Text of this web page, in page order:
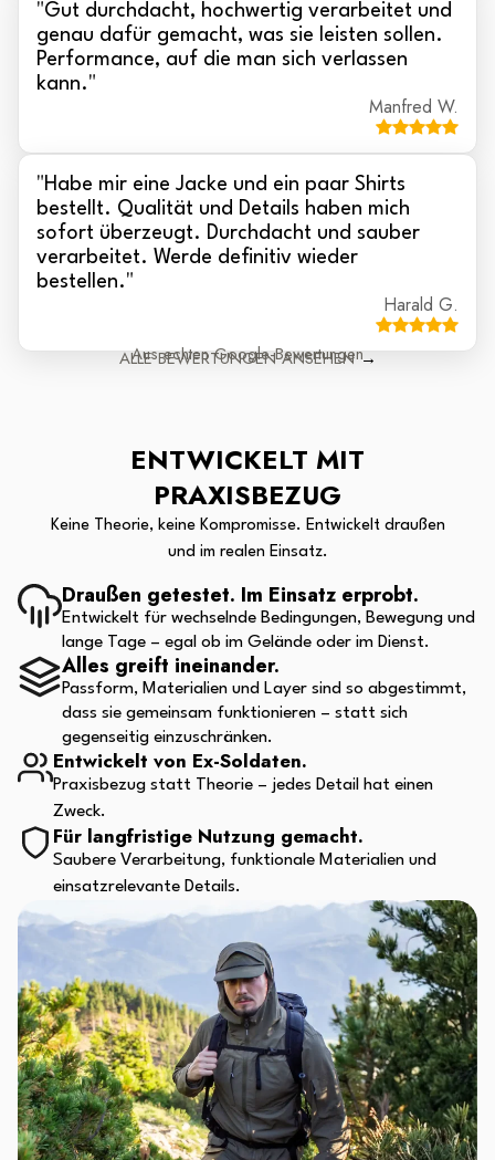
"Gut durchdacht, hochwertig verarbeitet und
genau dafür gemacht, was sie leisten sollen.
Performance, auf die man sich verlassen
kann."
Manfred W.
"Habe mir eine Jacke und ein paar Shirts
bestellt. Qualität und Details haben mich
sofort überzeugt. Durchdacht und sauber
verarbeitet. Werde definitiv wieder
bestellen."
Harald G.
Aus echten Google-Bewertungen
ALLE BEWERTUNGEN ANSEHEN→
ENTWICKELT MIT
PRAXISBEZUG
Keine Theorie, keine Kompromisse. Entwickelt draußen
und im realen Einsatz.
Draußen getestet. Im Einsatz erprobt.
Entwickelt für wechselnde Bedingungen, Bewegung und
lange Tage – egal ob im Gelände oder im Dienst.
Alles greift ineinander.
Passform, Materialien und Layer sind so abgestimmt,
dass sie gemeinsam funktionieren – statt sich
gegenseitig einzuschränken.
Entwickelt von Ex-Soldaten.
Praxisbezug statt Theorie – jedes Detail hat einen
Zweck.
Für langfristige Nutzung gemacht.
Saubere Verarbeitung, funktionale Materialien und
einsatzrelevante Details.